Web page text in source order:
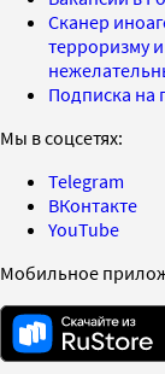
Сканер
терроризму
Подписка на
Мы в соцсетях:
Telegram
ВКонтакте
YouTube
Мобильное